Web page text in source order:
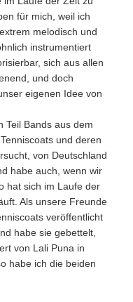
für mich, weil ich
melodisch und
instrumentiert
sich aus allen
und doch
eigenen Idee von
Teil Bands aus dem
und deren
von Deutschland
habe auch, wenn wir
hat sich im Laufe der
Als unsere Freunde
veröffentlicht
habe sie gebettelt,
von Lali Puna in
habe ich die beiden